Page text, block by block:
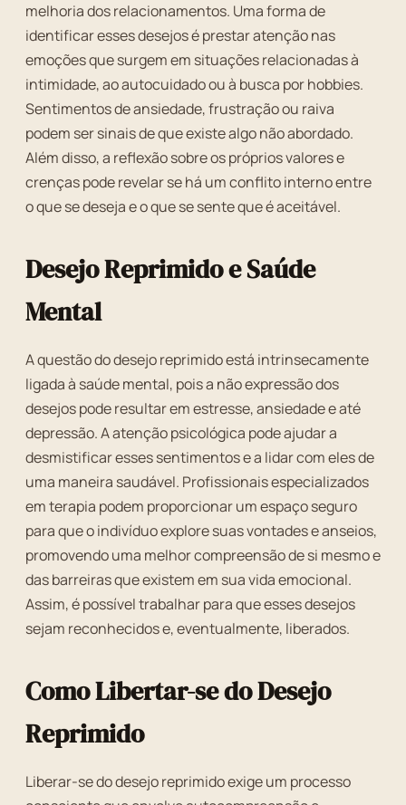
melhoria dos relacionamentos. Uma forma de
identificar esses desejos é prestar atenção nas
emoções que surgem em situações relacionadas à
intimidade, ao autocuidado ou à busca por hobbies.
Sentimentos de ansiedade, frustração ou raiva
podem ser sinais de que existe algo não abordado.
Além disso, a reflexão sobre os próprios valores e
crenças pode revelar se há um conflito interno entre
o que se deseja e o que se sente que é aceitável.
Desejo Reprimido e Saúde
Mental
A questão do desejo reprimido está intrinsecamente
ligada à saúde mental, pois a não expressão dos
desejos pode resultar em estresse, ansiedade e até
depressão. A atenção psicológica pode ajudar a
desmistificar esses sentimentos e a lidar com eles de
uma maneira saudável. Profissionais especializados
em terapia podem proporcionar um espaço seguro
para que o indivíduo explore suas vontades e anseios,
promovendo uma melhor compreensão de si mesmo e
das barreiras que existem em sua vida emocional.
Assim, é possível trabalhar para que esses desejos
sejam reconhecidos e, eventualmente, liberados.
Como Libertar-se do Desejo
Reprimido
Liberar-se do desejo reprimido exige um processo